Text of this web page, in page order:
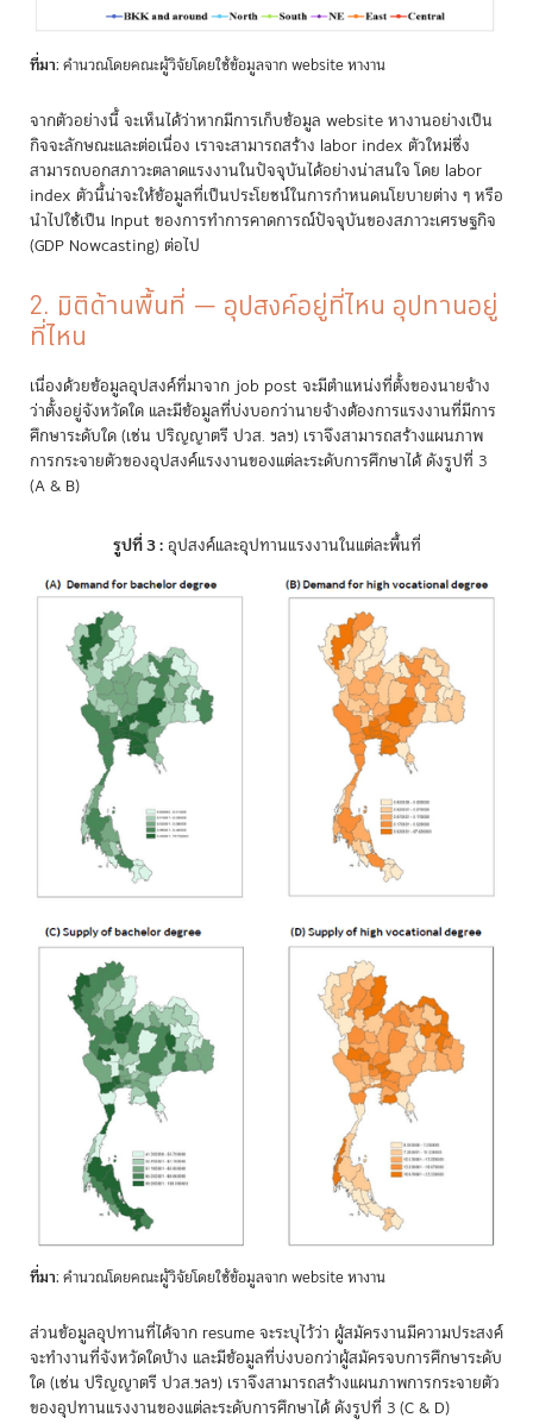
ที่มา: คำนวณโดยคณะผู้วิจัยโดยใช้ข้อมูลจาก website หางาน
จากตัวอย่างนี้ จะเห็นได้ว่าหากมีการเก็บข้อมูล website หางานอย่างเป็น
กิจจะลักษณะและต่อเนื่อง เราจะสามารถสร้าง labor index ตัวใหม่ซึ่ง
สามารถบอกสภาวะตลาดแรงงานในปัจจุบันได้อย่างน่าสนใจ โดย labor
index ตัวนี้น่าจะให้ข้อมูลที่เป็นประโยชน์ในการกำหนดนโยบายต่าง ๆ หรือ
นำไปใช้เป็น Input ของการทำการคาดการณ์ปัจจุบันของสภาวะเศรษฐกิจ
(GDP Nowcasting) ต่อไป
2. มิติด้านพื้นที่ — อุปสงค์อยู่ที่ไหน อุปทานอยู่
ที่ไหน
เนื่องด้วยข้อมูลอุปสงค์ที่มาจาก job post จะมีตำแหน่งที่ตั้งของนายจ้าง
ว่าตั้งอยู่จังหวัดใด และมีข้อมูลที่บ่งบอกว่านายจ้างต้องการแรงงานที่มีการ
ศึกษาระดับใด (เช่น ปริญญาตรี ปวส. ฯลฯ) เราจึงสามารถสร้างแผนภาพ
การกระจายตัวของอุปสงค์แรงงานของแต่ละระดับการศึกษาได้ ดังรูปที่ 3
(A & B)
รูปที่ 3 :อุปสงค์และอุปทานแรงงานในแต่ละพื้นที่
ที่มา: คำนวณโดยคณะผู้วิจัยโดยใช้ข้อมูลจาก website หางาน
ส่วนข้อมูลอุปทานที่ได้จาก resume จะระบุไว้ว่า ผู้สมัครงานมีความประสงค์
จะทำงานที่จังหวัดใดบ้าง และมีข้อมูลที่บ่งบอกว่าผู้สมัครจบการศึกษาระดับ
ใด (เช่น ปริญญาตรี ปวส.ฯลฯ) เราจึงสามารถสร้างแผนภาพการกระจายตัว
ของอุปทานแรงงานของแต่ละระดับการศึกษาได้ ดังรูปที่ 3 (C & D)